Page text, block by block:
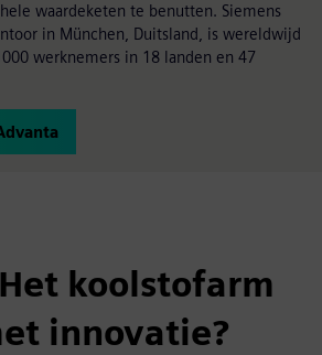
waardeketen te benutten. Siemens
in München, Duitsland, is wereldwijd
werknemers in 18 landen en 47
koolstofarm
innovatie?